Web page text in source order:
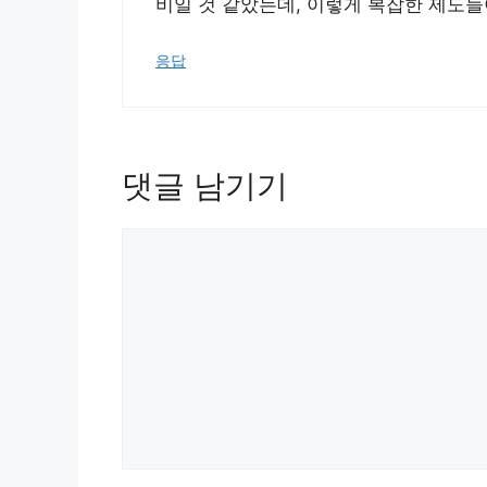
비일 것 같았는데, 이렇게 복잡한 제도
응답
댓글 남기기